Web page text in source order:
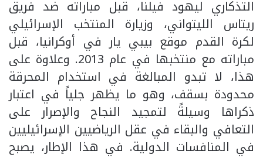
التذكاري ليهود فيلنا، قبل مباراته ضد فريق
ريتاس الليتواني، وزيارة المنتخب الإسرائيلي
لكرة القدم موقع بيبي يار في أوكرانيا، قبل
مباراته مع منتخبها في عام 2013. وعلاوة على
هذا، لا تبدو المبالغة في استخدام المحرقة
محدودة بسقف، وهو ما يظهر جلياً في اعتبار
ذكراها وسيلةً لتمجيد النجاح والإصرار على
التعافي والبقاء في عقل الرياضيين الإسرائيليين
في المنافسات الدولية. في هذا الإطار، يصبح